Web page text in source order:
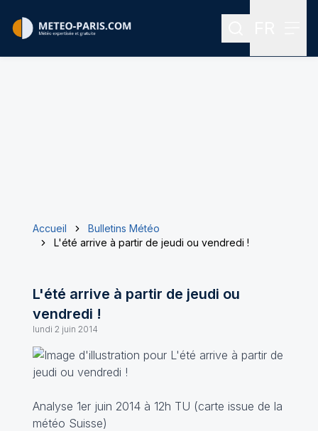
Rechercher
Accueil
Bulletins Météo
L'été arrive à partir de jeudi ou vendredi !
L'été arrive à partir de jeudi ou
vendredi !
lundi 2 juin 2014
Analyse 1er juin 2014 à 12h TU (carte issue de la
météo Suisse)